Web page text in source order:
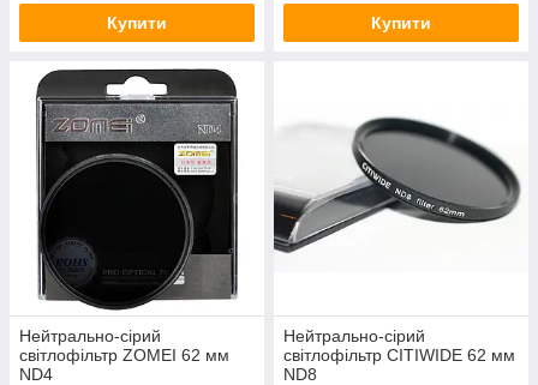
Купити Купити
Нейтрально-сірий
світлофільтр ZOMEI 62 мм
ND4
Нейтрально-сірий
світлофільтр CITIWIDE 62 мм
ND8